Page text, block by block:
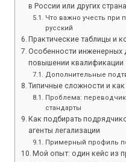
в России или других
Что важно учесть при
русский
Практические таблицы и
Особенности инженерных
повышении квалификации
Дополнительные
Типичные сложности и как
Проблема: переводчик
стандарты
Как подбирать
агенты легализации
Примерный профиль
Мой опыт: один кейс из